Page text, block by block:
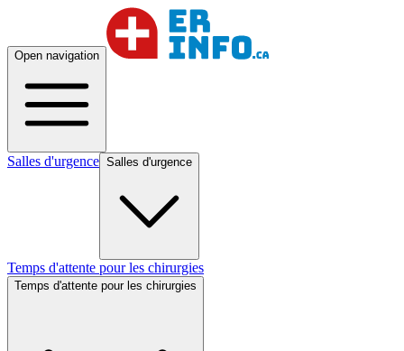
Open navigation
Salles d'urgence Salles d'urgence
Temps d'attente pour les chirurgies
Temps d'attente pour les chirurgies